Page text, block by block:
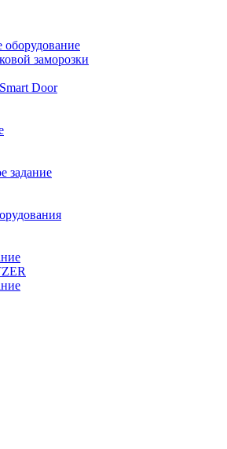
оборудование
заморозки
Door
задание